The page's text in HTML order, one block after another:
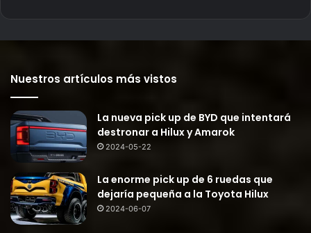
Nuestros artículos más vistos
La nueva pick up de BYD que intentará
destronar a Hilux y Amarok
2024-05-22
La enorme pick up de 6 ruedas que
dejaría pequeña a la Toyota Hilux
2024-06-07